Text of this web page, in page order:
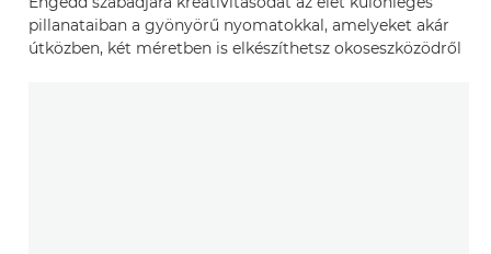
pillanataiban a gyönyörű nyomatokkal, amelyeket akár
útközben, két méretben is elkészíthetsz okoseszközödről